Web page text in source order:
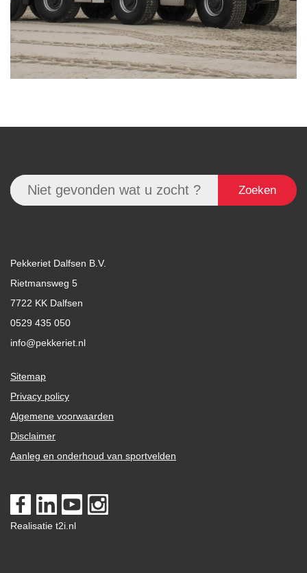
Zoeken
Pekkeriet Dalfsen B.V.
Rietmansweg 5
7722 KK Dalfsen
0529 435 050
info@pekkeriet.nl
Sitemap
Privacy policy
Algemene voorwaarden
Disclaimer
Aanleg en onderhoud van sportvelden
Realisatie t2i.nl